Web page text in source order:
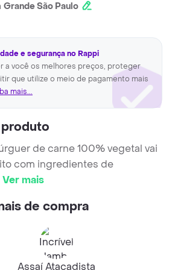
Grande São Paulo
e segurança no Rappi
a você os melhores preços, proteger
que utilize o meio de pagamento mais
mais...
de carne 100% vegetal vai
com ingredientes de
Ver mais
de compra
Assaí Atacadista